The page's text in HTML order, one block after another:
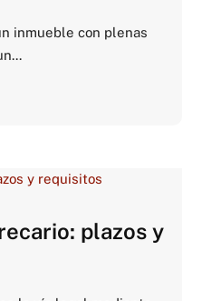
inmueble con plenas
plazos y